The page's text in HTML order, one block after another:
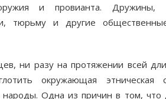
и провианта. Дружины,
тюрьму и другие
ни разу на протяжении всей
окружающая этническая
Одна из причин в том, что